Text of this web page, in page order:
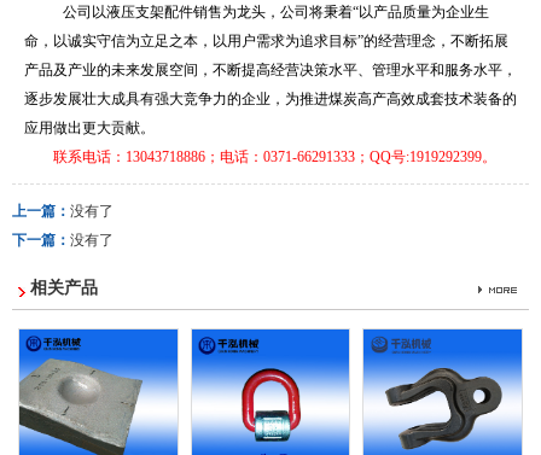
公司以液压支架配件销售为龙头，公司将秉着“以产品质量为企业生
命，以诚实守信为立足之本，以用户需求为追求目标”的经营理念，不断拓展
产品及产业的未来发展空间，不断提高经营决策水平、管理水平和服务水平，
逐步发展壮大成具有强大竞争力的企业，为推进煤炭高产高效成套技术装备的
应用做出更大贡献。
联系电话： 13043718886；电话：0371-66291333； QQ号:1919292399。
上一篇： 没有了
下一篇： 没有了
相关产品